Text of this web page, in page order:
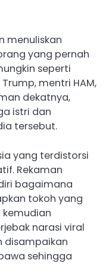
menuliskan
yang pernah
seperti
mentri HAM,
dekatnya,
istri dan
tersebut.
yang terdistorsi
Rekaman
bagaimana
tokoh yang
narasi viral
disampaikan
sehingga